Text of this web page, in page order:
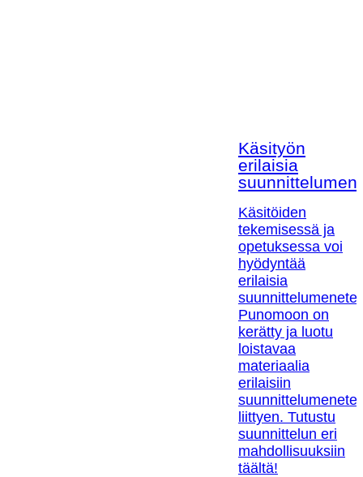
Käsityön
erilaisia
Käsitöiden
tekemisessä ja
opetuksessa voi
hyödyntää
erilaisia
Punomoon on
kerätty ja luotu
loistavaa
materiaalia
erilaisiin
liittyen. Tutustu
suunnittelun eri
mahdollisuuksiin
täältä!